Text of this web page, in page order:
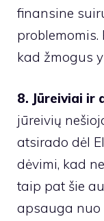
finansine
kad žmogus
8. Jūreiviai ir
jūreivių
atsirado dėl
dėvimi, kad
taip pat šie
apsauga nuo